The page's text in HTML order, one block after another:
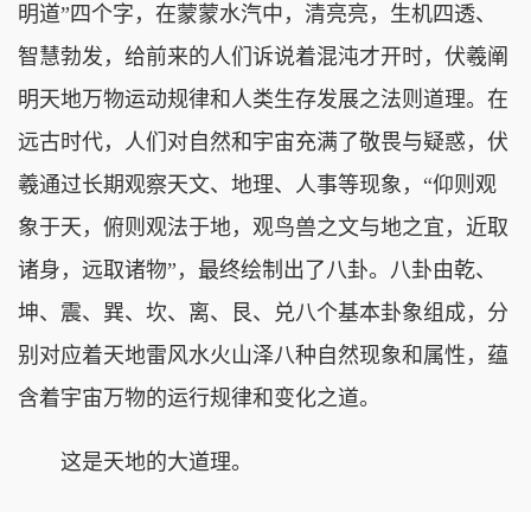
明道”四个字，在蒙蒙水汽中，清亮亮，生机四透、
智慧勃发，给前来的人们诉说着混沌才开时，伏羲阐
明天地万物运动规律和人类生存发展之法则道理。在
远古时代，人们对自然和宇宙充满了敬畏与疑惑，伏
羲通过长期观察天文、地理、人事等现象，“仰则观
象于天，俯则观法于地，观鸟兽之文与地之宜，近取
诸身，远取诸物”，最终绘制出了八卦。八卦由乾、
坤、震、巽、坎、离、艮、兑八个基本卦象组成，分
别对应着天地雷风水火山泽八种自然现象和属性，蕴
含着宇宙万物的运行规律和变化之道。
这是天地的大道理。